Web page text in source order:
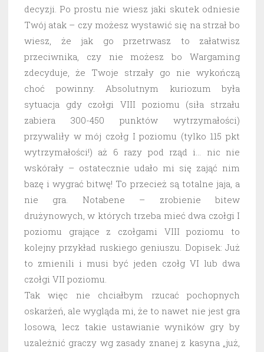
decyzji. Po prostu nie wiesz jaki skutek odniesie
Twój atak – czy możesz wystawić się na strzał bo
wiesz, że jak go przetrwasz to załatwisz
przeciwnika, czy nie możesz bo Wargaming
zdecyduje, że Twoje strzały go nie wykończą
choć powinny. Absolutnym kuriozum była
sytuacja gdy czołgi VIII poziomu (siła strzału
zabiera 300-450 punktów wytrzymałości)
przywaliły w mój czołg I poziomu (tylko 115 pkt
wytrzymałości!) aż 6 razy pod rząd i… nic nie
wskórały – ostatecznie udało mi się zająć nim
bazę i wygrać bitwę! To przecież są totalne jaja, a
nie gra. Notabene – zrobienie bitew
drużynowych, w których trzeba mieć dwa czołgi I
poziomu grające z czołgami VIII poziomu to
kolejny przykład ruskiego geniuszu. Dopisek: Już
to zmienili i musi być jeden czołg VI lub dwa
czołgi VII poziomu.
Tak więc nie chciałbym rzucać pochopnych
oskarżeń, ale wygląda mi, że to nawet nie jest gra
losowa, lecz takie ustawianie wyników gry by
uzależnić graczy wg zasady znanej z kasyna „już,